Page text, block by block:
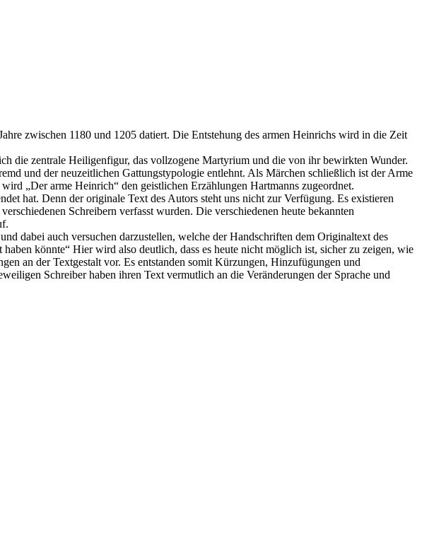
zwischen 1180 und 1205 datiert. Die Entstehung des armen Heinrichs wird in die Zeit
die zentrale Heiligenfigur, das vollzogene Martyrium und die von ihr bewirkten Wunder.
und der neuzeitlichen Gattungstypologie entlehnt. Als Märchen schließlich ist der Arme
„Der arme Heinrich“ den geistlichen Erzählungen Hartmanns zugeordnet.
hat. Denn der originale Text des Autors steht uns nicht zur Verfügung. Es existieren
Schreibern verfasst wurden. Die verschiedenen heute bekannten
dabei auch versuchen darzustellen, welche der Handschriften dem Originaltext des
könnte“ Hier wird also deutlich, dass es heute nicht möglich ist, sicher zu zeigen, wie
an der Textgestalt vor. Es entstanden somit Kürzungen, Hinzufügungen und
Schreiber haben ihren Text vermutlich an die Veränderungen der Sprache und